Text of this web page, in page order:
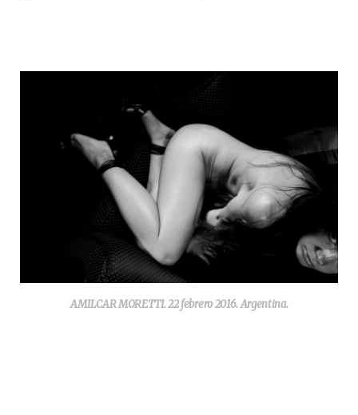
AMILCAR MORETTI. 22 febrero 2016. Argentina.